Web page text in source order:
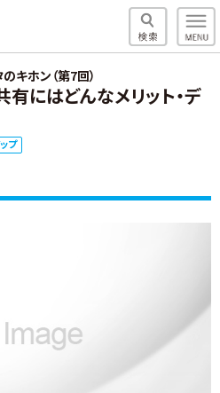
キホン（第7回）
にはどんなメリット・デ
プ